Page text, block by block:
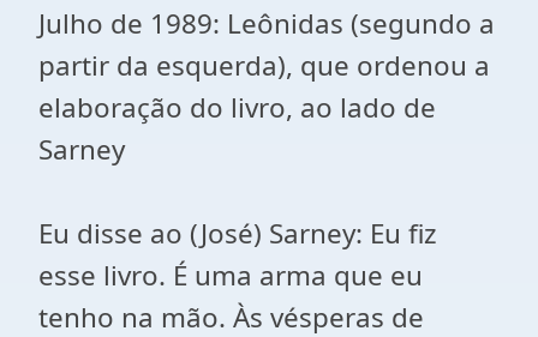
Julho de 1989: Leônidas (segundo a
partir da esquerda), que ordenou a
elaboração do livro, ao lado de
Sarney
Eu disse ao (José) Sarney: Eu fiz
esse livro. É uma arma que eu
tenho na mão. Às vésperas de